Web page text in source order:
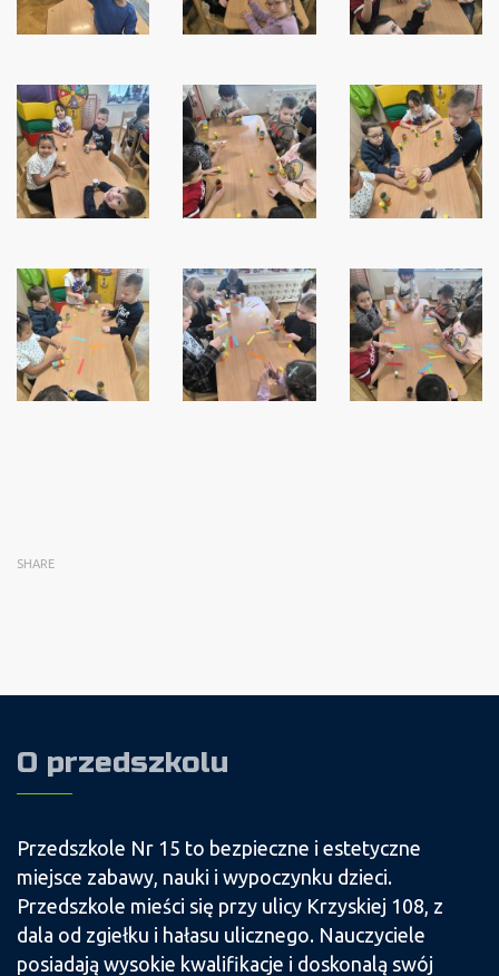
SHARE
O przedszkolu
Przedszkole Nr 15 to bezpieczne i estetyczne
miejsce zabawy, nauki i wypoczynku dzieci.
Przedszkole mieści się przy ulicy Krzyskiej 108, z
dala od zgiełku i hałasu ulicznego. Nauczyciele
posiadają wysokie kwalifikacje i doskonalą swój